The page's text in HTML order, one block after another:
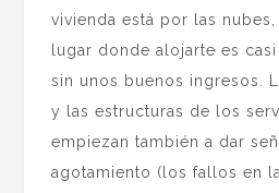
vivienda está por las
lugar donde alojarte es
sin unos buenos ingresos.
y las estructuras de los
empiezan también a dar
agotamiento (los fallos en